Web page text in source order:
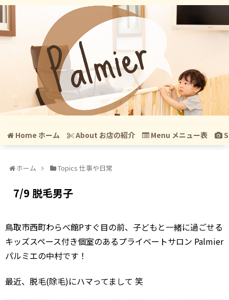
Home ホーム About お店の紹介 Menu メニュー表
ホーム Topics 仕事や日常
7/9 脱毛男子
鳥取市西町わらべ館Pすぐ目の前、子どもと一緒に過ごせる
キッズスペース付き個室のあるプライベートサロン Palmier
パルミエの中村です！
最近、脱毛(除毛)にハマってまして 笑